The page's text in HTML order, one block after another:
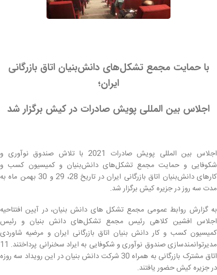
با حمایت مجمع تشکل‌های دانش‌بنیان اتاق بازرگانی
ایران؛
اجلاس بین المللی پویش صادرات در کیش برگزار شد
اجلاس بین المللی پویش صادرات 2021 با تلاش صندوق نوآوری و
شکوفایی و حمایت مجمع تشکل‌های دانش‌بنیان و کمیسیون کسب و
کارهای دانش‌بنیان اتاق بازرگانی ایران در تاریخ 28، 29 و 30 بهمن ماه به
مدت سه روز در جزیره کیش برگزار شد.
به گزارش روابط عمومی مجمع تشکل های دانش بنیان، در آیین افتتاحیه
اجلاس افشین کلاهی رئیس مجمع تشکل‌های دانش بنیان و رئیس
کمیسیون کسب و کار دانش بنیان اتاق بازرگانی ایران و مرضیه شاوردی
مدیرتوانمندسازی صندوق نوآوری و شکوفایی به ایراد سخنرانی پرداختند. 11
اتاق مشترک بازرگانی به همراه 30 شرکت دانش بنیان در این رویداد سه روزه
در جزیره کیش حضور یافتند.